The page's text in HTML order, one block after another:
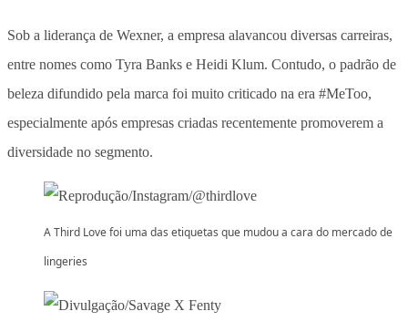
Sob a liderança de Wexner, a empresa alavancou diversas carreiras,
entre nomes como Tyra Banks e Heidi Klum. Contudo, o padrão de
beleza difundido pela marca foi muito criticado na era #MeToo,
especialmente após empresas criadas recentemente promoverem a
diversidade no segmento.
A Third Love foi uma das etiquetas que mudou a cara do mercado de
lingeries